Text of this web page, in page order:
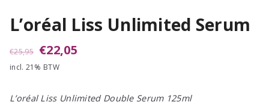
L’oréal Liss Unlimited Serum
€25,95 Oorspronkelijke
prijs
was:
€22,05Huidige
is:
incl. 21% BTW
L’oréal Liss Unlimited Double Serum 125ml